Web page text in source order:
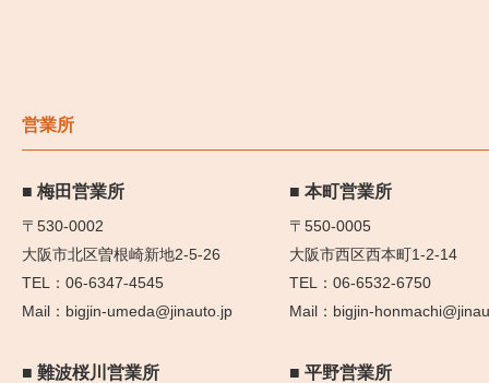
営業所
梅田営業所
〒530-0002
大阪市北区曽根崎新地2-5-26
06-6347-4545
bigjin-umeda@jinauto.jp
本町営業所
〒550-0005
大阪市西区西本町1-2-14
06-6532-6750
bigjin-
難波桜川営業所 平野営業所